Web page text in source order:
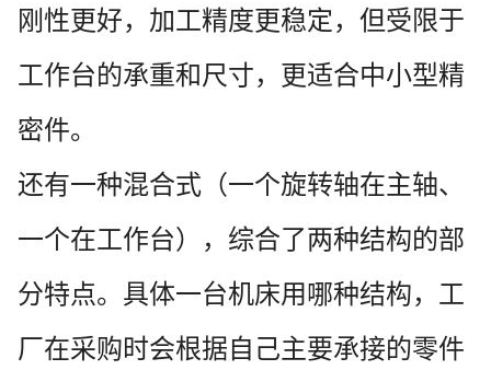
刚性更好，加工精度更稳定，但受限于
工作台的承重和尺寸，更适合中小型精
密件。
还有一种混合式（一个旋转轴在主轴、
一个在工作台），综合了两种结构的部
分特点。具体一台机床用哪种结构，工
厂在采购时会根据自己主要承接的零件